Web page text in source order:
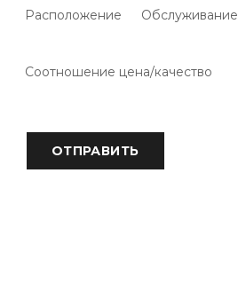
Расположение Обслуживание
Соотношение цена/качество